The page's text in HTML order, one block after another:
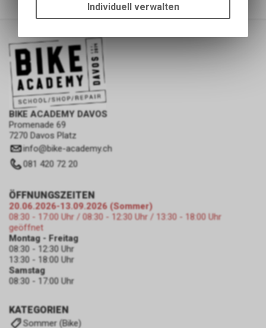
BIKE ACADEMY DAVOS
Promenade 69
7270 Davos Platz
info@bike-academy.ch
081 420 72 20
KATEGORIEN
Sommer (Bike)
ÖFFNUNGSZEITEN
20.06.2026-13.09.2026 (Sommer)
08:30 - 17:00 Uhr / 08:30 - 12:30 Uhr / 13:30 - 18:00 Uhr
geöffnet
Montag - Freitag
08:30 - 12:30 Uhr
13:30 - 18:00 Uhr
Samstag
08:30 - 17:00 Uhr
um die grundlegenden
Funktionen unseres Online-
des Warenkorbs, zu
ermöglichen. Bitte beachten Sie,
dass die gespeicherten Daten
keinerlei Rückschlüsse auf Ihre
persönlichen Informationen
zulassen.
Individuell verwalten